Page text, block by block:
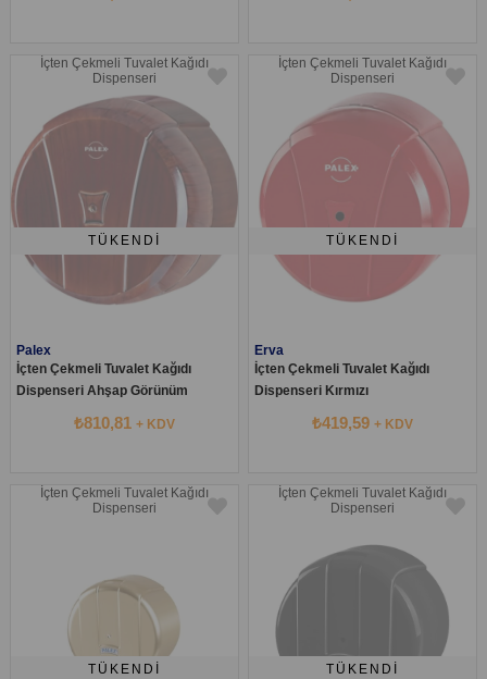
İçten Çekmeli Tuvalet Kağıdı
Dispenseri
TÜKENDI
Palex
İçten Çekmeli Tuvalet Kağıdı
Dispenseri Ahşap Görünüm
₺810,81 + KDV
İçten Çekmeli Tuvalet Kağıdı
Dispenseri
TÜKENDI
Erva
İçten Çekmeli Tuvalet Kağıdı
Dispenseri Kırmızı
₺419,59+ KDV
İçten Çekmeli Tuvalet Kağıdı
Dispenseri
TÜKENDI
İçten Çekmeli Tuvalet Kağıdı
Dispenseri
TÜKENDI